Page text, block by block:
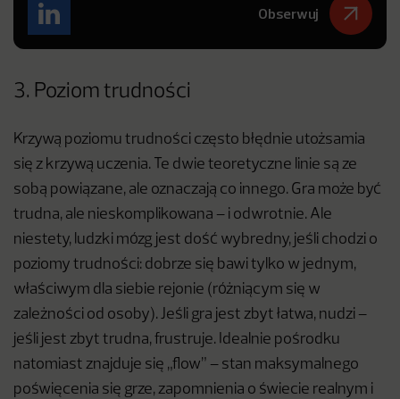
Obserwuj
3. Poziom trudności
Krzywą poziomu trudności często błędnie utożsamia
się z krzywą uczenia. Te dwie teoretyczne linie są ze
sobą powiązane, ale oznaczają co innego. Gra może być
trudna, ale nieskomplikowana – i odwrotnie. Ale
niestety, ludzki mózg jest dość wybredny, jeśli chodzi o
poziomy trudności: dobrze się bawi tylko w jednym,
właściwym dla siebie rejonie (różniącym się w
zależności od osoby). Jeśli gra jest zbyt łatwa, nudzi –
jeśli jest zbyt trudna, frustruje. Idealnie pośrodku
natomiast znajduje się „flow” – stan maksymalnego
poświęcenia się grze, zapomnienia o świecie realnym i